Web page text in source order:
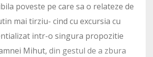
poveste pe care sa o relateze de
mai tirziu- cind cu excursia cu
intr-o singura propozitie
Mihut, din gestul de a zbura